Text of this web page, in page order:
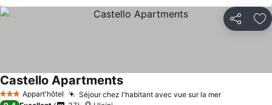
Partager
3 ÉtoilesAppart'hôtel Séjour chez l'habitant avec vue sur la mer
Castello Apartments